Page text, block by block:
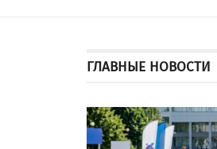
ГЛАВНЫЕ НОВОСТИ